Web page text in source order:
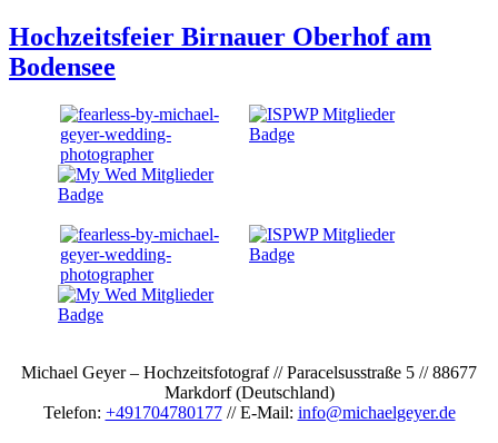
Hochzeitsfeier Birnauer Oberhof am
Bodensee
Michael Geyer – Hochzeitsfotograf // Paracelsusstraße 5 // 88677
Markdorf (Deutschland)
Telefon: +491704780177// E-Mail: info@michaelgeyer.de